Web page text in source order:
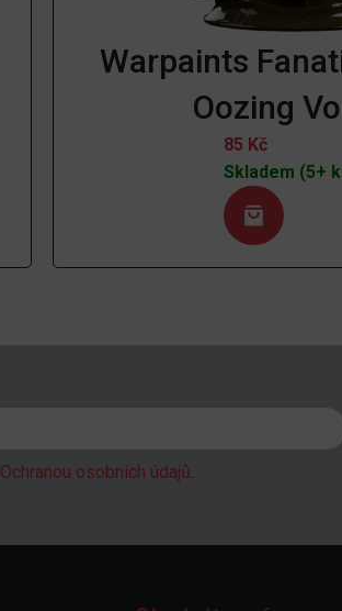
Warpaints
Oozing
85 Kč
Skladem (5+
Ochranou osobních údajů